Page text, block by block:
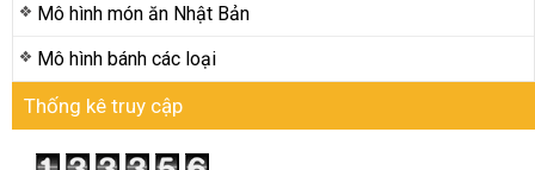
Mô hình món ăn Nhật Bản
Mô hình bánh các loại
Thống kê truy cập